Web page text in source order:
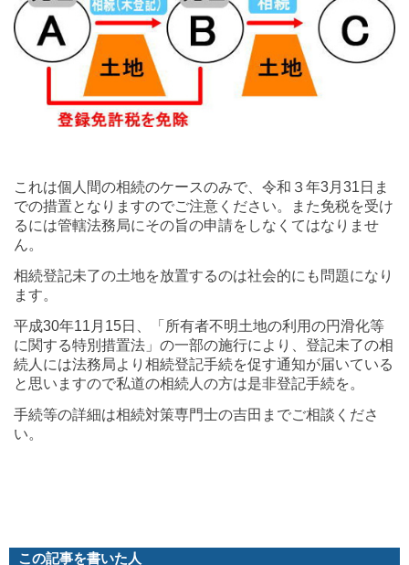
これは個人間の相続のケースのみで、令和３年3月31日ま
での措置となりますのでご注意ください。また免税を受け
るには管轄法務局にその旨の申請をしなくてはなりませ
ん。
相続登記未了の土地を放置するのは社会的にも問題になり
ます。
平成30年11月15日、「所有者不明土地の利用の円滑化等
に関する特別措置法」の一部の施行により、登記未了の相
続人には法務局より相続登記手続を促す通知が届いている
と思いますので私道の相続人の方は是非登記手続を。
手続等の詳細は相続対策専門士の吉田までご相談くださ
い。
この記事を書いた人